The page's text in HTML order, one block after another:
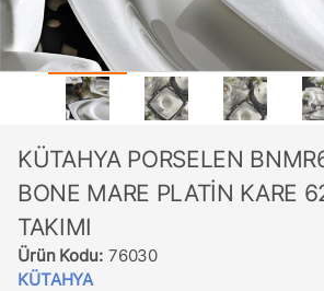
KÜTAHYA PORSELEN
BONE MARE PLATİN KARE
TAKIMI
Ürün Kodu: 76030
KÜTAHYA